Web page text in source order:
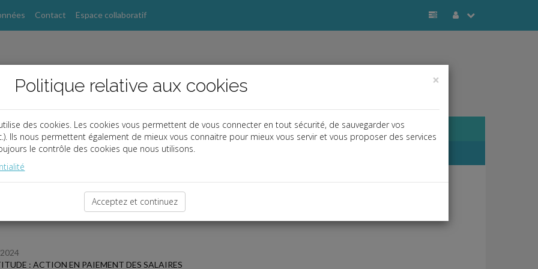
×
Politique relative aux cookies
des cookies. Les cookies vous permettent de vous connecter en tout sécurité, de sauvegarder vos
Ils nous permettent également de mieux vous connaitre pour mieux vous servir et vous proposer des services
le contrôle des cookies que nous utilisons.
Acceptez et continuez
Contact Espace collaboratif
des dernières dépêches
: ACTION EN PAIEMENT DES SALAIRES